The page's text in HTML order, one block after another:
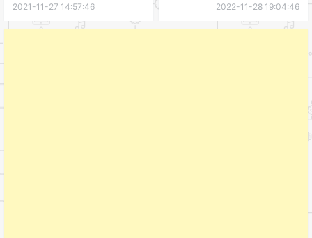
2021-11-27 14:57:46 2022-11-28 19:04:46